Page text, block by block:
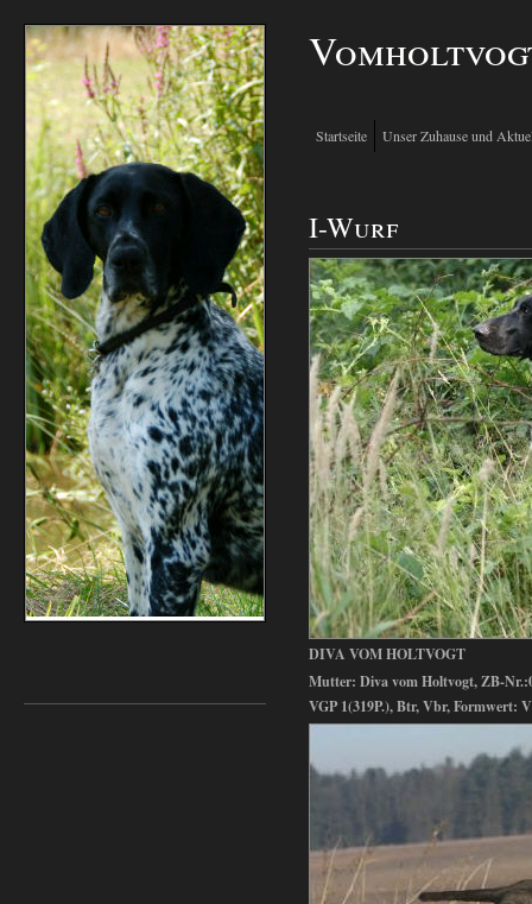
Startseite Unser Zuhause und
I-Wurf
DIVA VOM HOLTVOGT
Mutter: Diva vom Holtvogt, ZB-
VGP 1(319P.), Btr, Vbr, Formwert: